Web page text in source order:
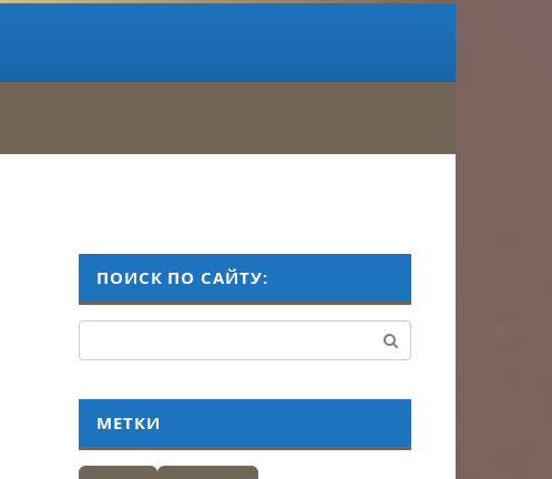
ПОИСК ПО САЙТУ:
МЕТКИ